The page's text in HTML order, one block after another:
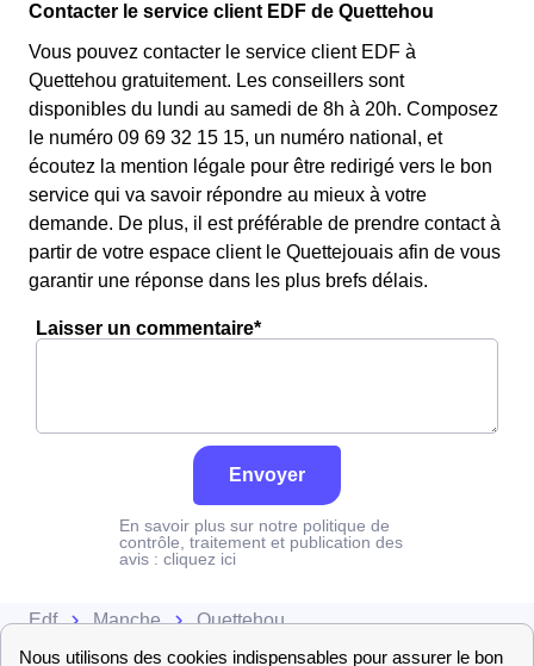
Contacter le service client EDF de Quettehou
Vous pouvez contacter le service client EDF à
Quettehou gratuitement. Les conseillers sont
disponibles du lundi au samedi de 8h à 20h. Composez
le numéro 09 69 32 15 15, un numéro national, et
écoutez la mention légale pour être redirigé vers le bon
service qui va savoir répondre au mieux à votre
demande. De plus, il est préférable de prendre contact à
partir de votre espace client le Quettejouais afin de vous
garantir une réponse dans les plus brefs délais.
Laisser un commentaire*
Envoyer
En savoir plus sur notre politique de
contrôle, traitement et publication des
avis : cliquez ici
Edf Manche Quettehou